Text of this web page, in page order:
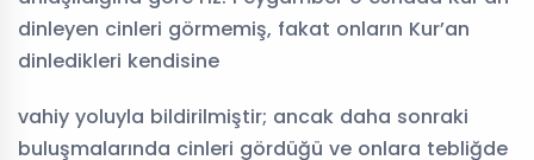
dinleyen cinleri görmemiş, fakat onların Kur’an
dinledikleri kendisine
vahiy yoluyla bildirilmiştir; ancak daha sonraki
buluşmalarında cinleri gördüğü ve onlara tebliğde